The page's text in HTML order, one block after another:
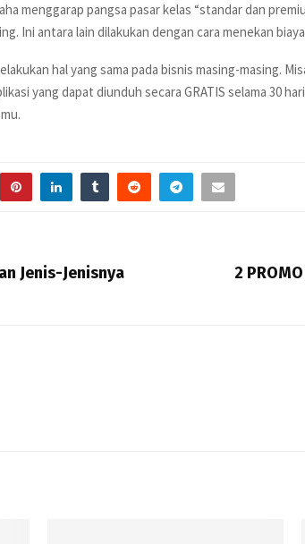
menggarap pangsa pasar kelas “standar dan
Ini antara lain dilakukan dengan cara menekan
hal yang sama pada bisnis masing-masing.
yang dapat diunduh secara GRATIS selama 30
Jenis-Jenisnya
2